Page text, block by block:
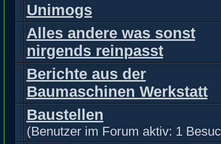
Unimogs
Alles andere was sonst
nirgends reinpasst
Berichte aus der
Baumaschinen Werkstatt
Baustellen
(Benutzer im Forum aktiv: 1